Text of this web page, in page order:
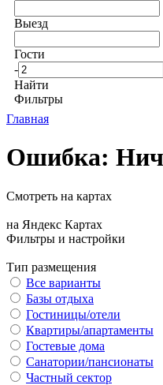
Выезд
Гости
-
Найти
Фильтры
Главная
Ошибка:
Смотреть на картах
на Яндекс Картах
Фильтры и настройки
Тип размещения
Все варианты
Базы отдыха
Гостиницы/отели
Квартиры/апартаменты
Гостевые дома
Санатории/пансионаты
Частный сектор